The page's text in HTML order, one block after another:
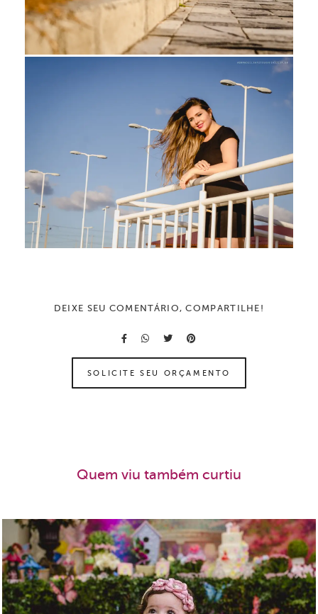
DEIXE SEU COMENTÁRIO, COMPARTILHE!
SOLICITE SEU ORÇAMENTO
Quem viu também curtiu